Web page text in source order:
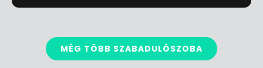
MÉG TÖBB SZABADULÓSZOBA